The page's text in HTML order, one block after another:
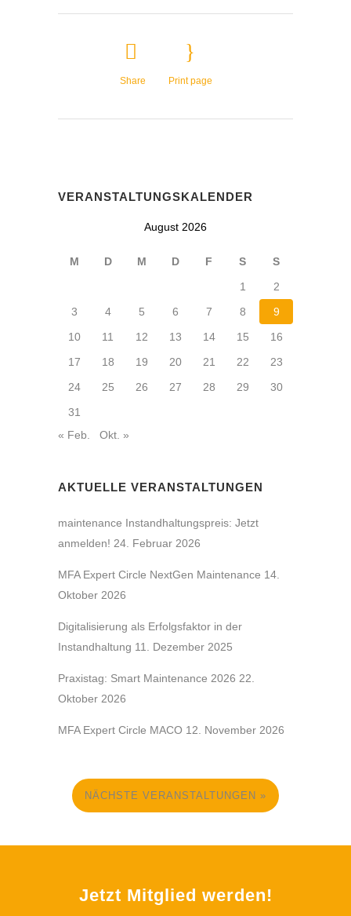
Share Print page
VERANSTALTUNGSKALENDER
August 2026
M D M D F S
S
1
2
3
4 5 6 7 8
9
10
11 12 13 14 15
16
17
18 19 20 21 22
23
24
25 26 27 28 29
30
31
« Feb.
Okt. »
AKTUELLE VERANSTALTUNGEN
maintenance Instandhaltungspreis: Jetzt
anmelden! 24. Februar 2026
MFA Expert Circle NextGen Maintenance 14.
Oktober 2026
Digitalisierung als Erfolgsfaktor in der
Instandhaltung 11. Dezember 2025
Praxistag: Smart Maintenance 2026 22.
Oktober 2026
MFA Expert Circle MACO 12. November 2026
NÄCHSTE VERANSTALTUNGEN »
Jetzt Mitglied werden!